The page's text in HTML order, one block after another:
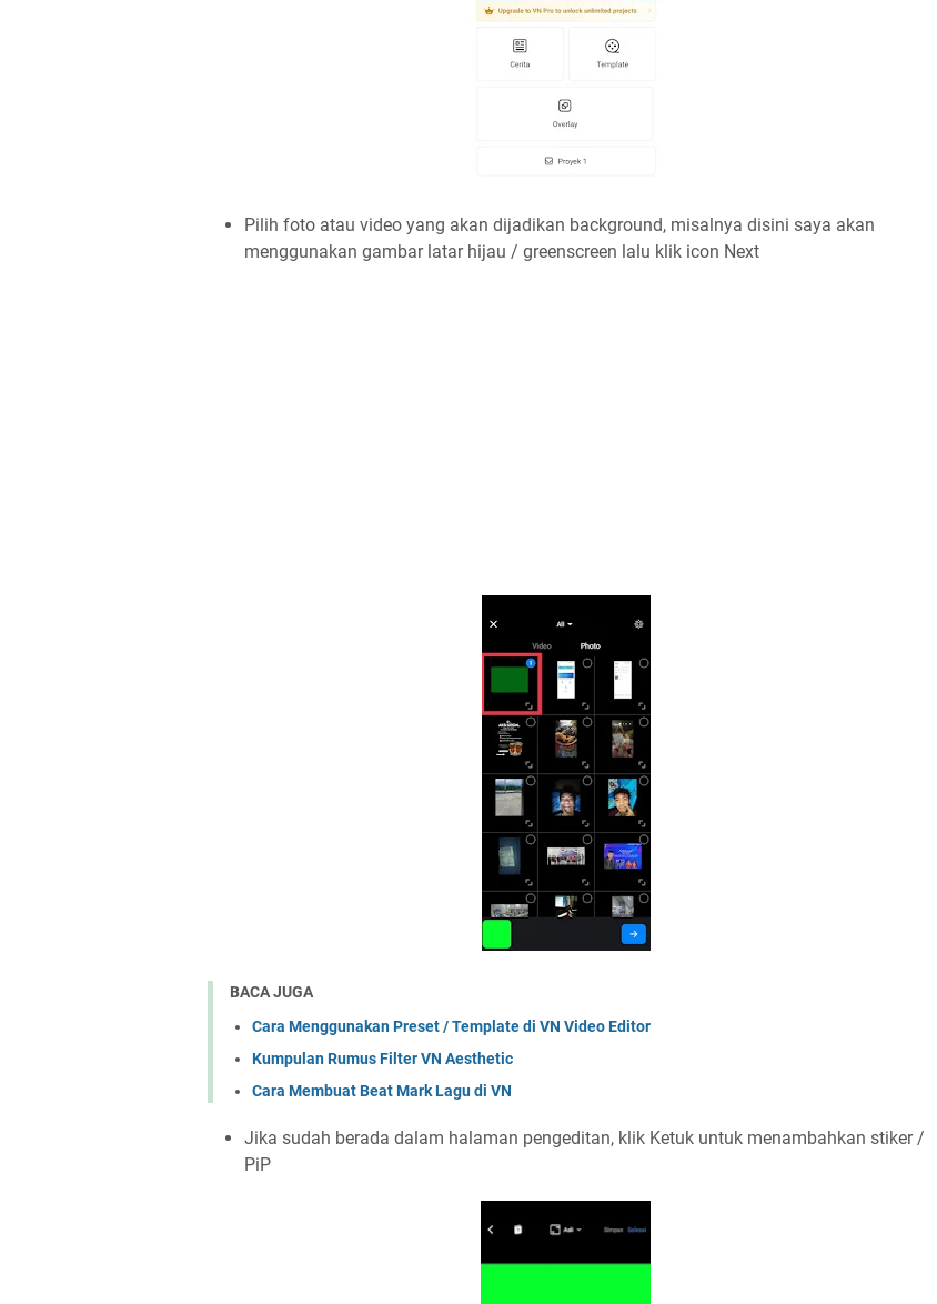
Pilih foto atau video yang akan dijadikan background, misalnya disini saya akan
menggunakan gambar latar hijau / greenscreen lalu klik icon Next
BACA JUGA
Cara Menggunakan Preset / Template di VN Video Editor
Kumpulan Rumus Filter VN Aesthetic
Cara Membuat Beat Mark Lagu di VN
Jika sudah berada dalam halaman pengeditan, klik Ketuk untuk menambahkan stiker /
PiP